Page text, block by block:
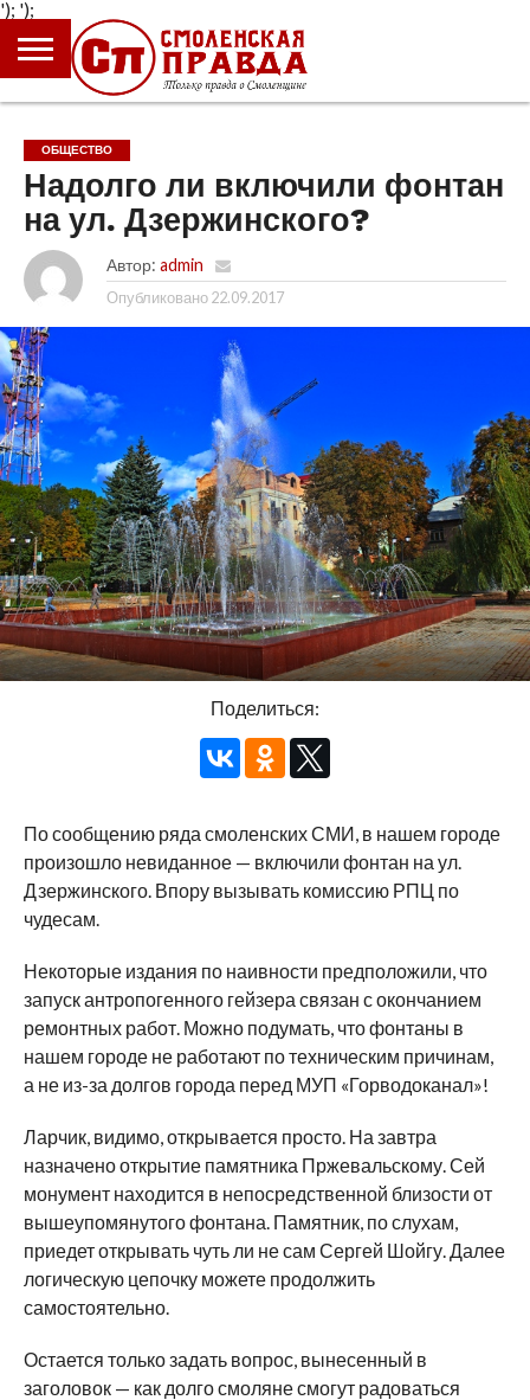
');
ГЛАВНАЯ
НОВОСТИ
ПРОИСШЕСТВИЯ
ПОЛИТИКА
КУЛЬТУРА
ЭКОНОМИКА
ОБЩЕСТВО
БЛОГИ
ОБЩЕСТВО
Надолго ли включили фонтан
на ул. Дзержинского?
Автор: admin
Опубликовано 22.09.2017
Поделиться:
По сообщению ряда смоленских СМИ, в нашем городе
произошло невиданное — включили фонтан на ул.
Дзержинского. Впору вызывать комиссию РПЦ по
чудесам.
Некоторые издания по наивности предположили, что
запуск антропогенного гейзера связан с окончанием
ремонтных работ. Можно подумать, что фонтаны в
нашем городе не работают по техническим причинам,
а не из-за долгов города перед МУП «Горводоканал»!
Ларчик, видимо, открывается просто. На завтра
назначено открытие памятника Пржевальскому. Сей
монумент находится в непосредственной близости от
вышеупомянутого фонтана. Памятник, по слухам,
приедет открывать чуть ли не сам Сергей Шойгу. Далее
логическую цепочку можете продолжить
самостоятельно.
Остается только задать вопрос, вынесенный в
заголовок — как долго смоляне смогут радоваться
');